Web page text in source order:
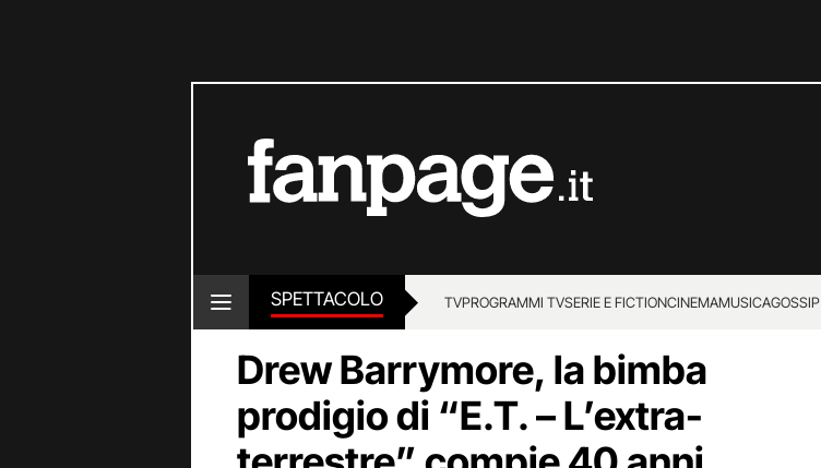
SPETTACOLO TVPROGRAMMI TVSERIE E FICTIONCINEMAMUSICAGOSSIP
Drew Barrymore, la bimba
prodigio di “E.T. – L’extra-